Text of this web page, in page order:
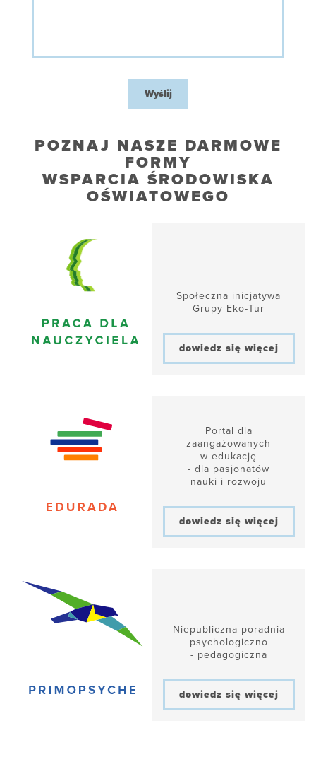
Wyślij
POZNAJ NASZE DARMOWE
FORMY
WSPARCIA ŚRODOWISKA
OŚWIATOWEGO
Społeczna inicjatywa
Grupy Eko-Tur
dowiedz się więcej
Portal dla
zaangażowanych
w edukację
- dla pasjonatów
nauki i rozwoju
dowiedz się więcej
Niepubliczna poradnia
psychologiczno
- pedagogiczna
dowiedz się więcej